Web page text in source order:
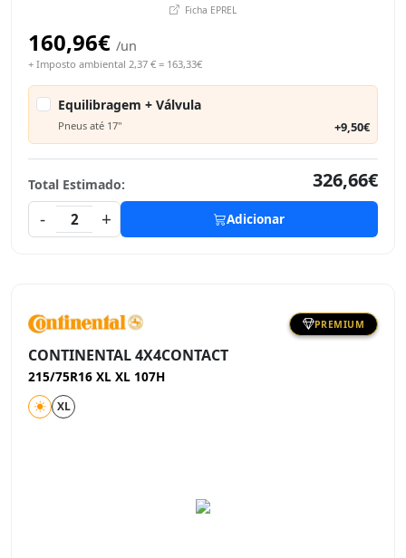
Ficha EPREL
160,96€ /un
+ Imposto ambiental 2,37 € = 163,33€
Equilibragem + Válvula
Pneus até 17" +9,50€
Total Estimado:
326,66€
-
2 + Adicionar
PREMIUM
CONTINENTAL 4X4CONTACT
215/75R16 XL XL 107H
XL